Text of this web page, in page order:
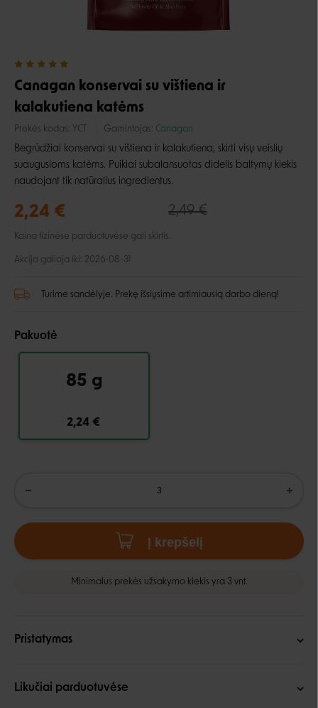
Canagan konservai su vištiena ir
kalakutiena katėms
Prekės kodas: YCT Gamintojas: Canagan
Begrūdžiai konservai su vištiena ir kalakutiena, skirti visų veislių
suaugusioms katėms. Puikiai subalansuotas didelis baltymų kiekis
naudojant tik natūralius ingredientus.
2,24 € 2,49 €
Kaina fizinėse parduotuvėse gali skirtis.
Akcija galioja iki: 2026-08-31
Turime sandėlyje. Prekę išsiųsime artimiausią darbo dieną!
Pakuotė
85 g
2,24 €
Į krepšelį
Minimalus prekės užsakymo kiekis yra 3 vnt.
Pristatymas
Likučiai parduotuvėse